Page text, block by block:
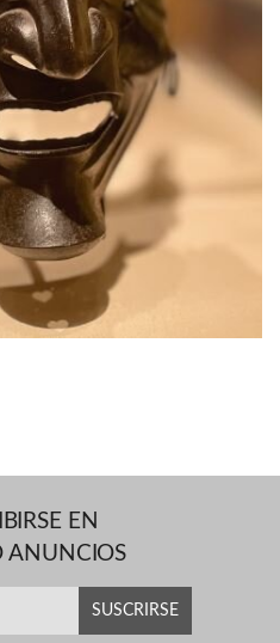
EN
ANUNCIOS